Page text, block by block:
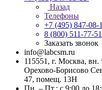
Назад
Телефоны
+7 (495) 847-08-
8 (800) 511-77-51
Заказать звонок
info@labcsm.ru
115551, г. Москва,
Орехово-Борисово
47, помещ. 13Н
Пн. – Пт.: с 9:00 до